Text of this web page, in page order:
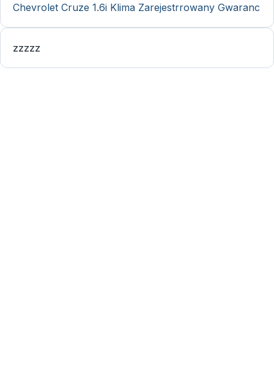
Chevrolet Cruze 1.6i Klima Zarejestrrowany Gwaranc
zzzzz